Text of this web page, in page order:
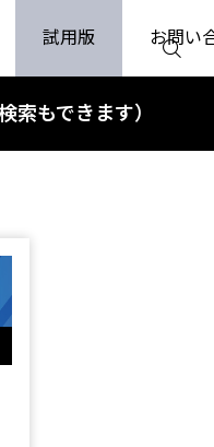
試用版 お問い
索もできます）